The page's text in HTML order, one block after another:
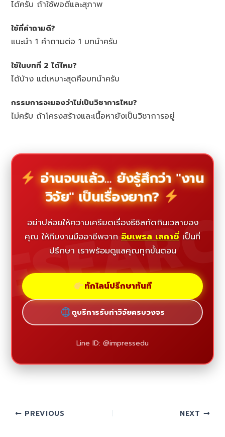
ได้ครับ ถ้าใช้พอดีและสุภาพ
ใช้กี่คำถามดี?
แนะนำ 1 คำถามต่อ 1 บทนำครับ
ใช้ในบทที่ 2 ได้ไหม?
ได้บ้าง แต่เหมาะสุดคือบทนำครับ
กรรมการจะมองว่าไม่เป็นวิชาการไหม?
ไม่ครับ ถ้าโครงสร้างและเนื้อหายังเป็นวิชาการอยู่
อ่านจบแล้ว... ยังรู้สึกว่า "งาน
วิจัย" เป็นเรื่องยาก?
อย่าปล่อยให้ความเครียดเรื่องธีซิสกัดกินเวลาของ
คุณ ให้ทีมงานมืออาชีพจาก อิมเพรส เลกาซี่ เป็นที่
ปรึกษา เราพร้อมดูแลคุณทุกขั้นตอน
ทักไลน์ปรึกษาทันที
ดูบริการรับทำวิจัยครบวงจร
Line ID: @impressedu
PREVIOUS NEXT